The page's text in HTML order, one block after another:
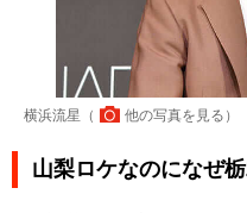
横浜流星（ 他の写真を見る ）
山梨ロケなのになぜ